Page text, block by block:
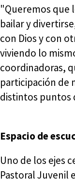
"Queremos que
bailar y
con Dios y con
viviendo lo
coordinadoras,
participación de
distintos puntos
Espacio de
Uno de los ejes
Pastoral Juvenil